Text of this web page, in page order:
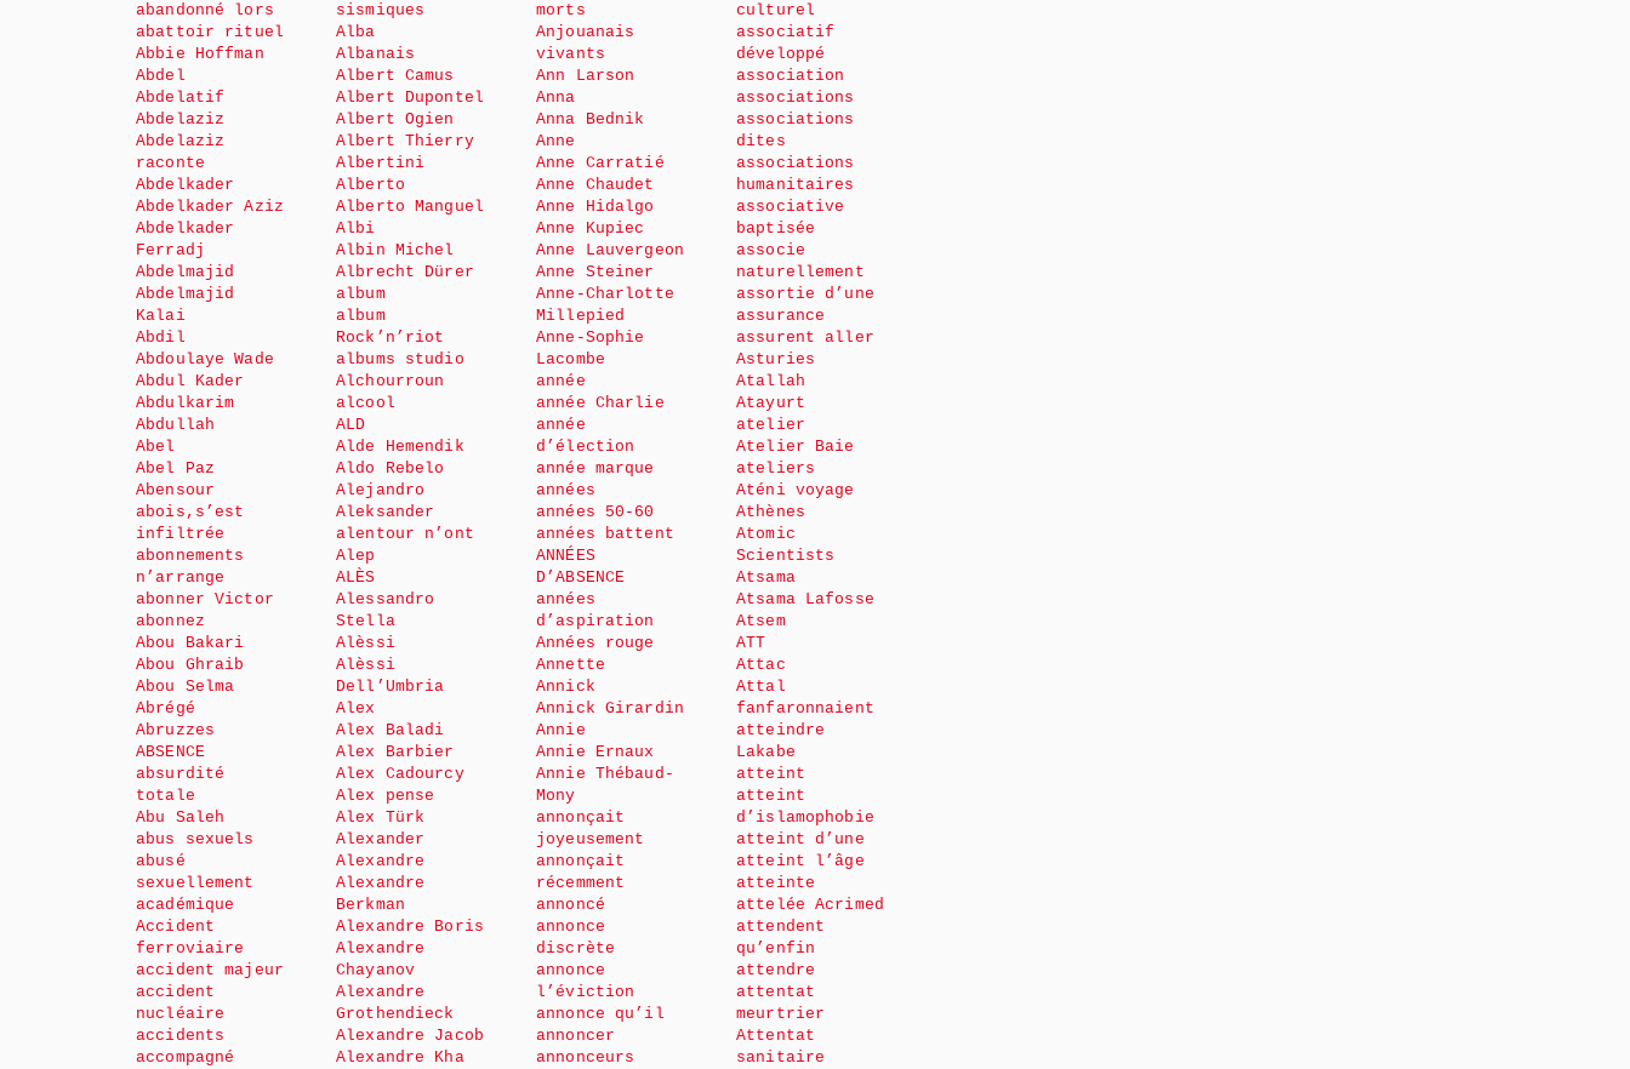
abandonné lors
abattoir rituel
Abbie Hoffman
Abdel
Abdelatif
Abdelaziz
Abdelaziz
raconte
Abdelkader
Abdelkader Aziz
Abdelkader
Ferradj
Abdelmajid
Abdelmajid
Kalai
Abdil
Abdoulaye Wade
Abdul Kader
Abdulkarim
Abdullah
Abel
Abel Paz
Abensour
abois,s’est
infiltrée
abonnements
n’arrange
abonner Victor
abonnez
Abou Bakari
Abou Ghraib
Abou Selma
Abrégé
Abruzzes
ABSENCE
absurdité
totale
Abu Saleh
abus sexuels
abusé
sexuellement
académique
Accident
ferroviaire
accident majeur
accident
nucléaire
accidents
accompagné
sismiques
Alba
Albanais
Albert Camus
Albert Dupontel
Albert Ogien
Albert Thierry
Albertini
Alberto
Alberto Manguel
Albi
Albin Michel
Albrecht Dürer
album
album
Rock’n’riot
albums studio
Alchourroun
alcool
ALD
Alde Hemendik
Aldo Rebelo
Alejandro
Aleksander
alentour n’ont
Alep
ALÈS
Alessandro
Stella
Alèssi
Alèssi
Dell’Umbria
Alex
Alex Baladi
Alex Barbier
Alex Cadourcy
Alex pense
Alex Türk
Alexander
Alexandre
Alexandre
Berkman
Alexandre Boris
Alexandre
Chayanov
Alexandre
Grothendieck
Alexandre Jacob
Alexandre Kha
morts
Anjouanais
vivants
Ann Larson
Anna
Anna Bednik
Anne
Anne Carratié
Anne Chaudet
Anne Hidalgo
Anne Kupiec
Anne Lauvergeon
Anne Steiner
Anne-Charlotte
Millepied
Anne-Sophie
Lacombe
année
année Charlie
année
d’élection
année marque
années
années 50-60
années battent
ANNÉES
D’ABSENCE
années
d’aspiration
Années rouge
Annette
Annick
Annick Girardin
Annie
Annie Ernaux
Annie Thébaud-
Mony
annonçait
joyeusement
annonçait
récemment
annoncé
annonce
discrète
annonce
l’éviction
annonce qu’il
annoncer
annonceurs
culturel
associatif
développé
association
associations
associations
dites
associations
humanitaires
associative
baptisée
associe
naturellement
assortie d’une
assurance
assurent aller
Asturies
Atallah
Atayurt
atelier
Atelier Baie
ateliers
Aténi voyage
Athènes
Atomic
Scientists
Atsama
Atsama Lafosse
Atsem
ATT
Attac
Attal
fanfaronnaient
atteindre
Lakabe
atteint
atteint
d’islamophobie
atteint d’une
atteint l’âge
atteinte
attelée Acrimed
attendent
qu’enfin
attendre
attentat
meurtrier
Attentat
sanitaire